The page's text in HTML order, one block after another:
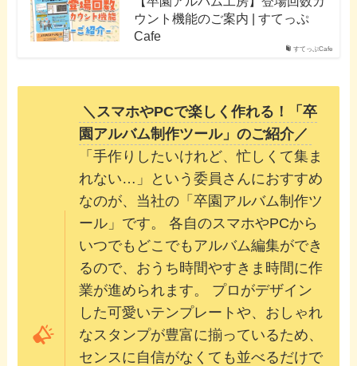
すてっぷCafe
ウント機能のご案内 | すてっぷ
Cafe
＼スマホやPCで楽しく作れる！「卒
園アルバム制作ツール」のご紹介／
「手作りしたいけれど、忙しくて集ま
れない…」という委員さんにおすすめ
なのが、当社の「卒園アルバム制作ツ
ール」です。 各自のスマホやPCから
いつでもどこでもアルバム編集ができ
るので、おうち時間やすきま時間に作
業が進められます。 プロがデザイン
した可愛いテンプレートや、おしゃれ
なスタンプが豊富に揃っているため、
センスに自信がなくても並べるだけで